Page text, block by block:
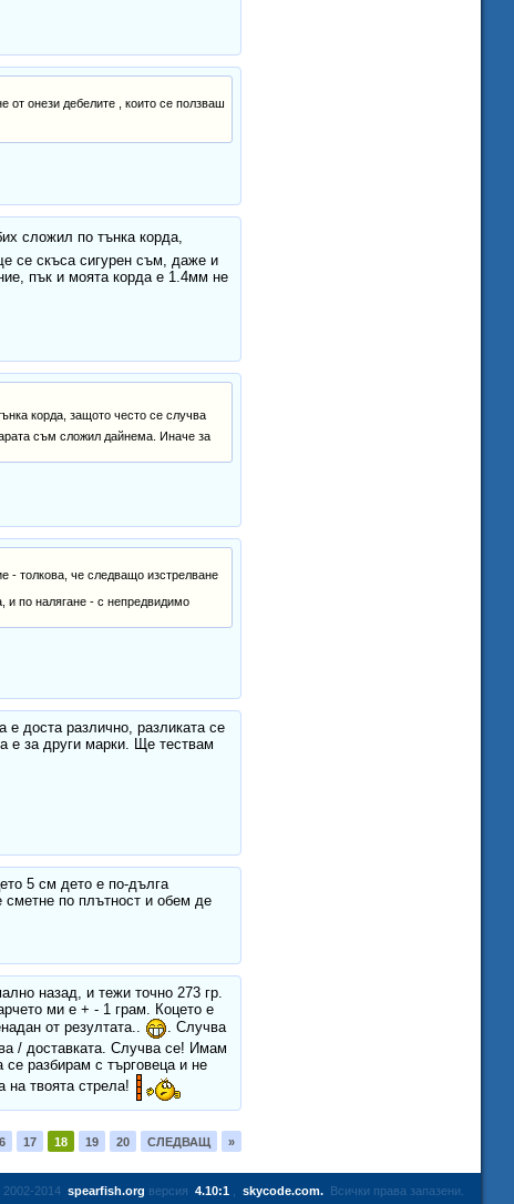
онези дебелите , които се ползваш
сложил по тънка корда,
се скъса сигурен съм, даже и
пък и моята корда е 1.4мм не
корда, защото често се случва
съм сложил дайнема. Иначе за
- толкова, че следващо изстрелване
и по налягане - с непредвидимо
е доста различно, разликата се
е за други марки. Ще тествам
5 см дето е по-дълга
по плътност и обем де
назад, и тежи точно 273 гр.
ми е + - 1 грам. Коцето е
от резултата..
. Случва
/ доставката. Случва се! Имам
се разбирам с търговеца и не
твоята стрела!
17 18 19 20 СЛЕДВАЩ »
2014 spearfish.org версия 4.10:1 skycode.com. Всички права запазени.